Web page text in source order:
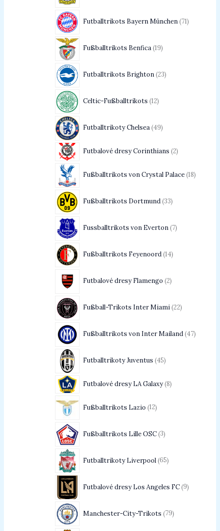
Futballtrikots Bayern München 71
Fußballtrikots Benfica 19
Futballtrikots Brighton 23
Celtic-Fußballtrikots 12
Futballtrikoty Chelsea 49
Futbalové dresy Corinthians 2
Fußballtrikots von Crystal Palace 18
Fußballtrikots Dortmund 33
Fussballtrikots von Everton 7
Fußballtrikots Feyenoord 14
Futbalové dresy Flamengo 2
Fußball-Trikots Inter Miami 22
Fußballtrikots von Inter Mailand 47
Futballtrikoty Juventus 45
Futbalové dresy LA Galaxy 8
Fußballtrikots Lazio 12
Fußballtrikots Lille OSC 3
Futballtrikoty Liverpool 65
Futbalové dresy Los Angeles FC 9
Manchester-City-Trikots 79